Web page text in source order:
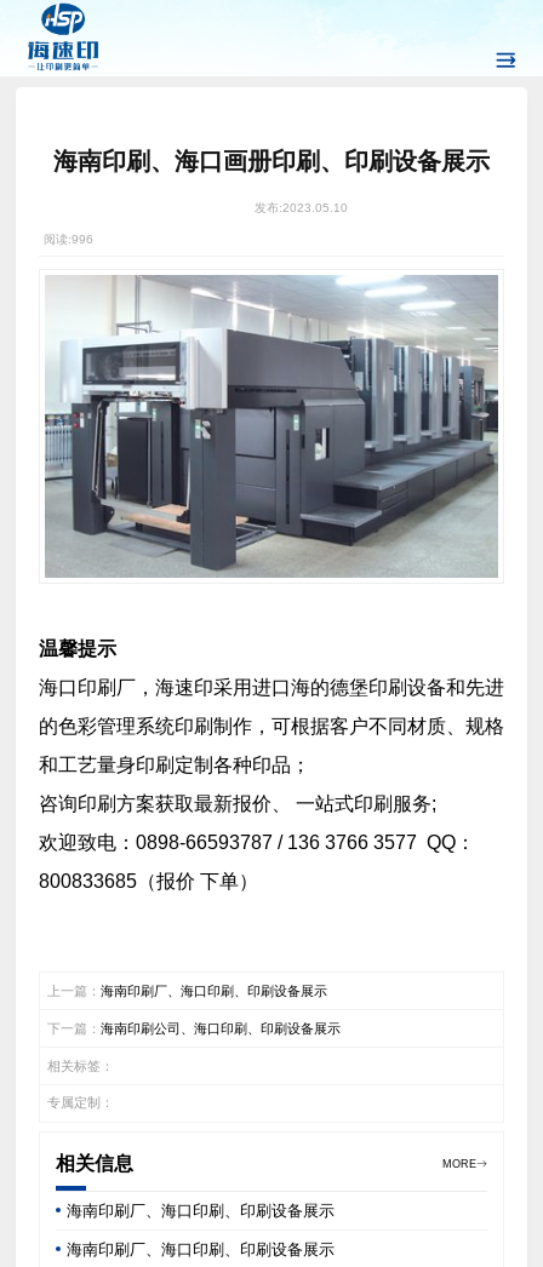
海南印刷、海口画册印刷、印刷设备展示
发布:2023.05.10
阅读:996
温馨提示
海口印刷厂，海速印采用进口海的德堡印刷设备和先进
的色彩管理系统印刷制作，可根据客户不同材质、规格
和工艺量身印刷定制各种印品；
咨询印刷方案获取最新报价、 一站式印刷服务;
欢迎致电：0898-66593787 / 136 3766 3577 QQ：
800833685（报价 下单）
上一篇： 海南印刷厂、海口印刷、印刷设备展示
下一篇： 海南印刷公司、海口印刷、印刷设备展示
相关标签：
专属定制：
相关信息 MORE
海南印刷厂、海口印刷、印刷设备展示
海南印刷厂、海口印刷、印刷设备展示